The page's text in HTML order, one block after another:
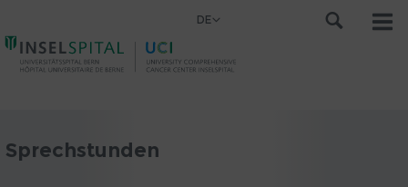
DE
Sprechstunden